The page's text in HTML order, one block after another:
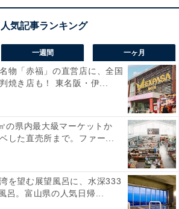
ポイントは？
、圧倒的な処理能力を誇る11インチの
て美しいUltra Retina XDRディスプ
イティブな作業や動画視聴もこれま
しめます！ Wi-Fi 7と5G通信に対応
速で繋がるのが魅力ですね。一日中
横向きカメラも日常の使いやすさを
。
面の美しさに感動」「処理がとにか
あがっています。一方で、「オーバ
」という声も。最高峰の性能を持ち
一週間 一ヶ月
物「赤福」の直営店に、全国
焼き店も！ 東名阪・伊...
の県内最大級マーケットか
した直売所まで。ファー...
を望む展望風呂に、水深333
呂。富山県の人気日帰...